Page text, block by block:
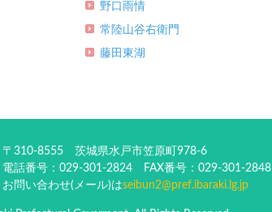
野口雨情
常陸山谷右衛門
藤田東湖
〒310-8555 茨城県水戸市笠原町978-6
電話番号：029-301-2824 FAX番号：029-301-2848
お問い合わせ(メール)はseibun2@pref.ibaraki.lg.jp